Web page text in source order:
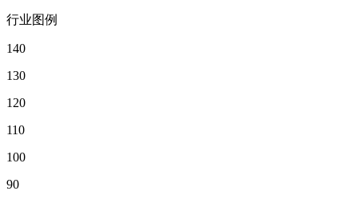
行业图例
140
130
120
110
100
90